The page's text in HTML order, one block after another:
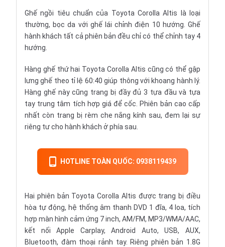
Ghế ngồi tiêu chuẩn của Toyota Corolla Altis là loại
thường, bọc da với ghế lái chỉnh điện 10 hướng. Ghế
hành khách tất cả phiên bản đều chỉ có thể chỉnh tay 4
hướng.
Hàng ghế thứ hai Toyota Corolla Altis cũng có thể gập
lưng ghế theo tỉ lệ 60:40 giúp thông với khoang hành lý.
Hàng ghế này cũng trang bị đầy đủ 3 tựa đầu và tựa
tay trung tâm tích hợp giá để cốc. Phiên bản cao cấp
nhất còn trang bị rèm che nắng kính sau, đem lại sự
riêng tư cho hành khách ở phía sau.
HOTLINE TOÀN QUỐC: 0938119439
Hai phiên bản Toyota Corolla Altis được trang bị điều
hòa tự động, hệ thống âm thanh DVD 1 đĩa, 4 loa, tích
hợp màn hình cảm ứng 7 inch, AM/FM, MP3/WMA/AAC,
kết nối Apple Carplay, Android Auto, USB, AUX,
Bluetooth, đàm thoại rảnh tay. Riêng phiên bản 1.8G